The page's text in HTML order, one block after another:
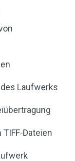
Laufwerks
Dateien